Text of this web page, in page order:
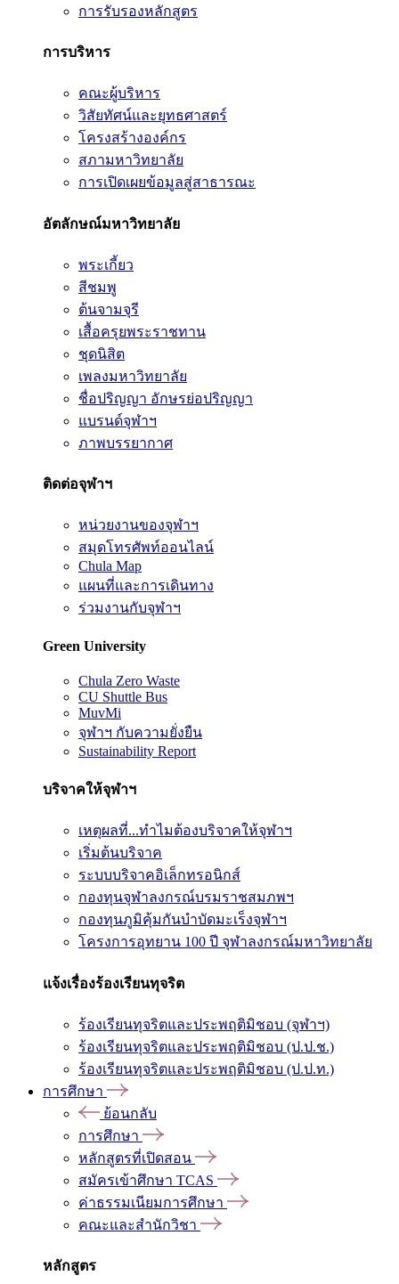
การรับรองหลักสูตร
การบริหาร
คณะผู้บริหาร
วิสัยทัศน์และยุทธศาสตร์
โครงสร้างองค์กร
สภามหาวิทยาลัย
การเปิดเผยข้อมูลสู่สาธารณะ
อัตลักษณ์มหาวิทยาลัย
พระเกี้ยว
สีชมพู
ต้นจามจุรี
เสื้อครุยพระราชทาน
ชุดนิสิต
เพลงมหาวิทยาลัย
ชื่อปริญญา อักษรย่อปริญญา
แบรนด์จุฬาฯ
ภาพบรรยากาศ
ติดต่อจุฬาฯ
หน่วยงานของจุฬาฯ
สมุดโทรศัพท์ออนไลน์
Chula Map
แผนที่และการเดินทาง
ร่วมงานกับจุฬาฯ
Green University
Chula Zero Waste
CU Shuttle Bus
MuvMi
จุฬาฯ กับความยั่งยืน
Sustainability Report
บริจาคให้จุฬาฯ
เหตุผลที่...ทำไมต้องบริจาคให้จุฬาฯ
เริ่มต้นบริจาค
ระบบบริจาคอิเล็กทรอนิกส์
กองทุนจุฬาลงกรณ์บรมราชสมภพฯ
กองทุนภูมิคุ้มกันบำบัดมะเร็งจุฬาฯ
โครงการอุทยาน 100 ปี จุฬาลงกรณ์มหาวิทยาลัย
แจ้งเรื่องร้องเรียนทุจริต
ร้องเรียนทุจริตและประพฤติมิชอบ (จุฬาฯ)
ร้องเรียนทุจริตและประพฤติมิชอบ (ป.ป.ช.)
ร้องเรียนทุจริตและประพฤติมิชอบ (ป.ป.ท.)
การศึกษา
ย้อนกลับ
การศึกษา
หลักสูตรที่เปิดสอน
สมัครเข้าศึกษา TCAS
ค่าธรรมเนียมการศึกษา
คณะและสำนักวิชา
หลักสูตร